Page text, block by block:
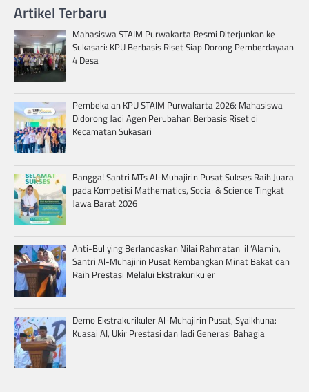
Artikel Terbaru
Mahasiswa STAIM Purwakarta Resmi Diterjunkan ke
Sukasari: KPU Berbasis Riset Siap Dorong Pemberdayaan
4 Desa
Pembekalan KPU STAIM Purwakarta 2026: Mahasiswa
Didorong Jadi Agen Perubahan Berbasis Riset di
Kecamatan Sukasari
Bangga! Santri MTs Al-Muhajirin Pusat Sukses Raih Juara
pada Kompetisi Mathematics, Social & Science Tingkat
Jawa Barat 2026
Anti-Bullying Berlandaskan Nilai Rahmatan lil ‘Alamin,
Santri Al-Muhajirin Pusat Kembangkan Minat Bakat dan
Raih Prestasi Melalui Ekstrakurikuler
Demo Ekstrakurikuler Al-Muhajirin Pusat, Syaikhuna:
Kuasai AI, Ukir Prestasi dan Jadi Generasi Bahagia